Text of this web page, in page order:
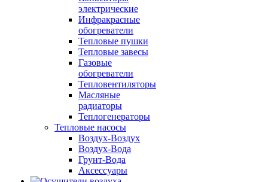
электрические
Инфракрасные
обогреватели
Тепловые пушки
Тепловые завесы
Газовые
обогреватели
Тепловентиляторы
Масляные
радиаторы
Теплогенераторы
Тепловые насосы
Воздух-Воздух
Воздух-Вода
Грунт-Вода
Аксессуары